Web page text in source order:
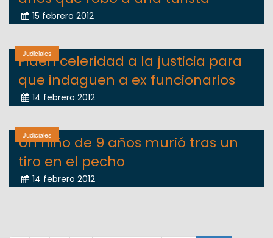
15 febrero 2012
Judiciales
Piden celeridad a la justicia para
que indaguen a ex funcionarios
14 febrero 2012
Judiciales
Un niño de 9 años murió tras un
tiro en el pecho
14 febrero 2012